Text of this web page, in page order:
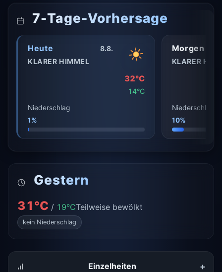
7-Tage-Vorhersage
Heute
8.8.
KLARER HIMMEL
32°C
14°C
Niederschlag
1%
Morgen
KLARER
Niederschlag
10%
Gestern
31°C / 19°CTeilweise bewölkt
kein Niederschlag
Einzelheiten +